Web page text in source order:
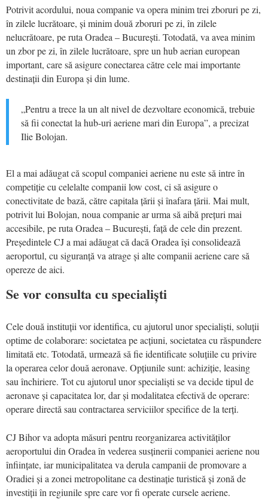
Potrivit acordului, noua companie va opera minim trei zboruri pe zi,
în zilele lucrătoare, și minim două zboruri pe zi, în zilele
nelucrătoare, pe ruta Oradea – București. Totodată, va avea minim
un zbor pe zi, în zilele lucrătoare, spre un hub aerian european
important, care să asigure conectarea către cele mai importante
destinații din Europa și din lume.
„Pentru a trece la un alt nivel de dezvoltare economică, trebuie
să fii conectat la hub-uri aeriene mari din Europa”, a precizat
Ilie Bolojan.
El a mai adăugat că scopul companiei aeriene nu este să intre în
competiție cu celelalte companii low cost, ci să asigure o
conectivitate de bază, către capitala țării și înafara țării. Mai mult,
potrivit lui Bolojan, noua companie ar urma să aibă prețuri mai
accesibile, pe ruta Oradea – București, față de cele din prezent.
Președintele CJ a mai adăugat că dacă Oradea își consolidează
aeroportul, cu siguranță va atrage și alte companii aeriene care să
opereze de aici.
Se vor consulta cu specialiști
Cele două instituții vor identifica, cu ajutorul unor specialiști, soluții
optime de colaborare: societatea pe acțiuni, societatea cu răspundere
limitată etc. Totodată, urmează să fie identificate soluțiile cu privire
la operarea celor două aeronave. Opțiunile sunt: achiziție, leasing
sau închiriere. Tot cu ajutorul unor specialiști se va decide tipul de
aeronave și capacitatea lor, dar și modalitatea efectivă de operare:
operare directă sau contractarea serviciilor specifice de la terți.
CJ Bihor va adopta măsuri pentru reorganizarea activităților
aeroportului din Oradea în vederea susținerii companiei aeriene nou
înființate, iar municipalitatea va derula campanii de promovare a
Oradiei și a zonei metropolitane ca destinație turistică și zonă de
investiții în regiunile spre care vor fi operate cursele aeriene.